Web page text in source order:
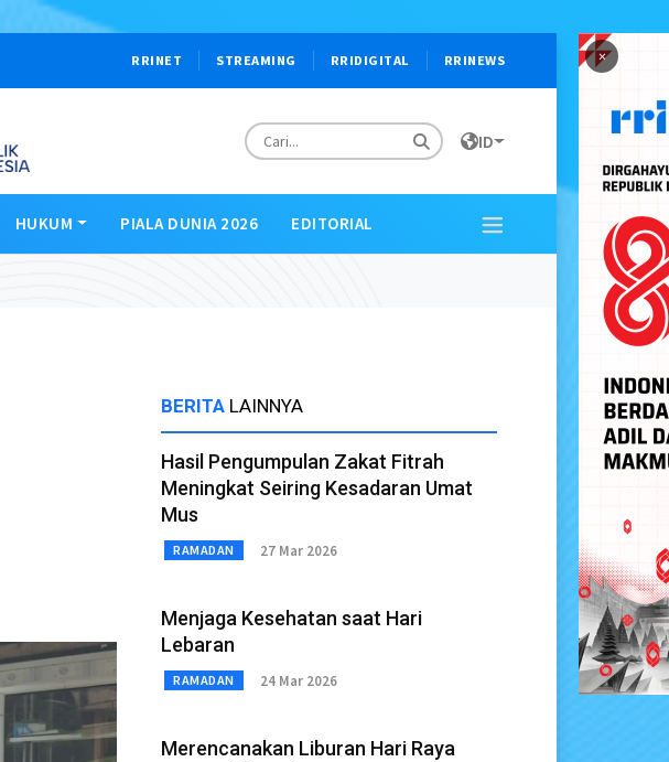
×
RRINET STREAMING RRIDIGITAL RRINEWS
ID
HUKUM PIALA DUNIA 2026 EDITORIAL
BERITA LAINNYA
Hasil Pengumpulan Zakat Fitrah
Meningkat Seiring Kesadaran Umat
Mus
RAMADAN 27 Mar 2026
Menjaga Kesehatan saat Hari
Lebaran
RAMADAN 24 Mar 2026
Merencanakan Liburan Hari Raya